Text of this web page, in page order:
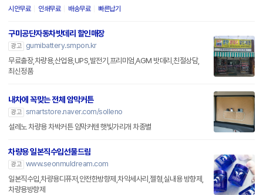
시안무료 인쇄무료 배송무료 빠른납기
구미공단자동차밧데리 할인매장
광고
gumibattery.smpon.kr
무료출장,차량용,산업용,UPS,발전기,프리미엄,AGM 밧데리,친절상담,
최신정품
내차에 꼭맞는 전체 암막커튼
광고 smartstore.naver.com/solleno
설레노 차량용 차박커튼 암막커텐 햇빛가리개 차종별
차량용 일본직수입선물드림
광고 www.seonmuldream.com
일본직수입,차량용디퓨저,안전한방향제,차악세사리,젤형,실내용 방향제,
차량용방향제